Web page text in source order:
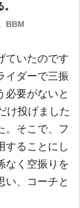
BBM
ていたのです
イダーで三振
必要がないと
け投げました
。そこで、フ
することにし
なく空振りを
い、コーチと